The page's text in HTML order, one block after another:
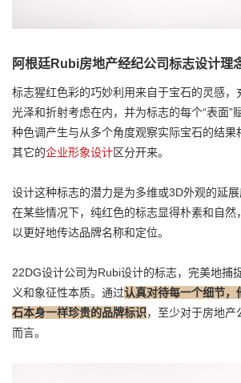
阿根廷Rubi房地产经纪公司标志设计理
标志猩红色彩的巧妙利用来自于宝石的灵感，
光泽和折射考虑在内，并为标志的每个“表面”
种色调产生与从多个角度观察实际宝石的结果
其它的企业形象设计区分开来。
设计这种标志的潜力是为多维或3D外观的延
在某些情况下，纯红色的标志显得朴素和自然
以更好地传达品牌名称和定位。
22DG设计公司为Rubi设计的标志，完美地捕
义和象征性本质。通过认真对待每一个细节，
石本身一样珍贵的品牌标识，至少对于房地
而言。